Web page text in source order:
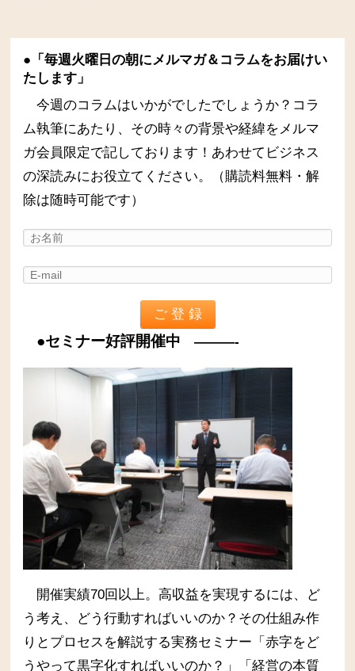
●「毎週火曜日の朝にメルマガ＆コラムをお届けい
たします」
今週のコラムはいかがでしたでしょうか？コラ
ム執筆にあたり、その時々の背景や経緯をメルマ
ガ会員限定で記しております！あわせてビジネス
の深読みにお役立てください。（購読料無料・解
除は随時可能です）
●セミナー好評開催中 ———-
開催実績70回以上。高収益を実現するには、ど
う考え、どう行動すればいいのか？その仕組み作
りとプロセスを解説する実務セミナー 「赤字をど
うやって黒字化すればいいのか？」「経営の本質